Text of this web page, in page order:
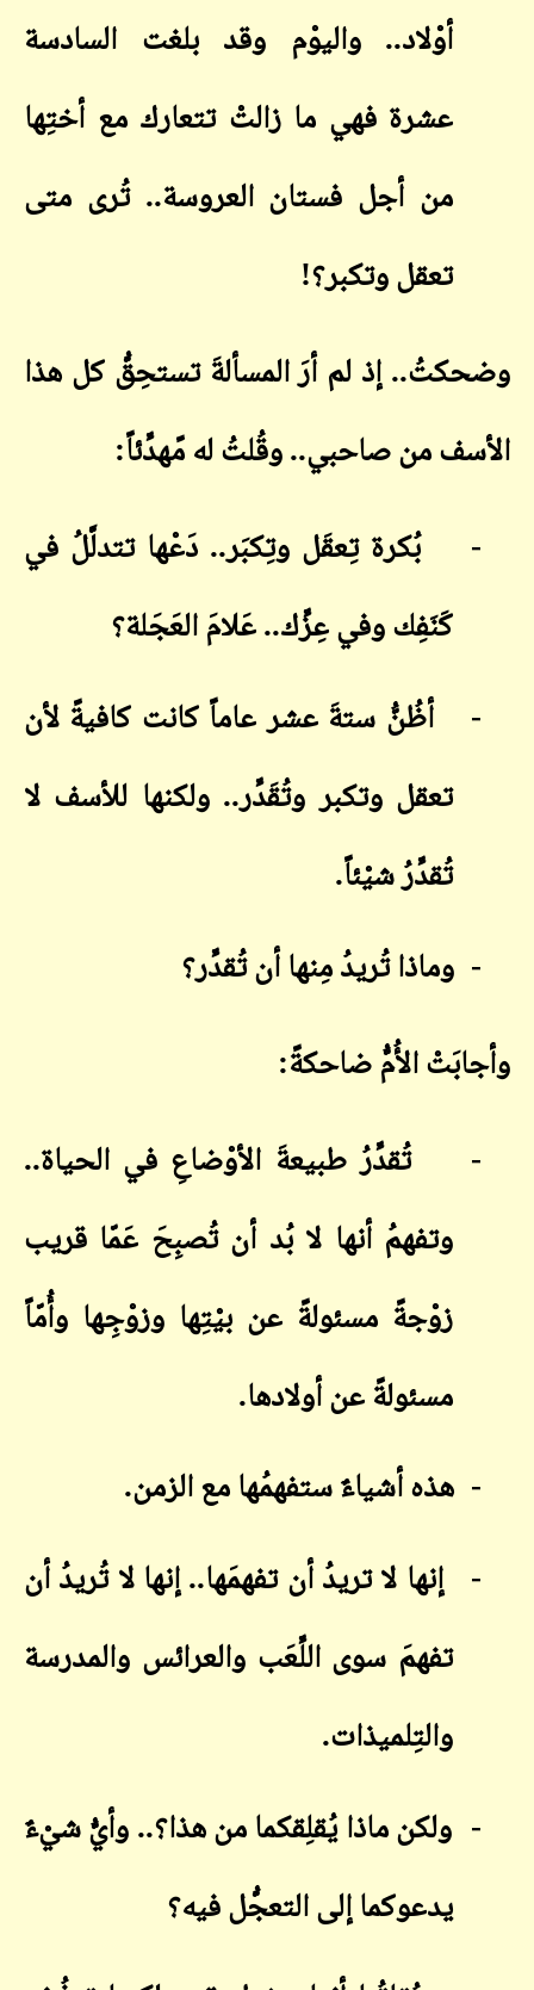
أوْلاد..واليوْم وقد بلغت السادسة
عشرة فهي ما زالتْ تتعارك مع أختِها
من أجل فستان العروسة.. تُرى متى
تعقل وتكبر؟!
وضحكتُ.. إذ لم أرَ المسألةَ تستحِقُّ كل هذا
الأسف من صاحبي.. وقُلتُ له مًهدِّئاً:
-
بُكرة تِعقَل وتِكبَر.. دَعْها تتدلَّلُ في
كَنَفِك وفي عِزِّك.. عَلامَ العَجَلة؟
-
أظُنُّ ستةَ عشر عاماً كانت كافيةً لأن
تعقل وتكبر وتُقَدِّر.. ولكنها للأسف لا
تُقدِّرُ شيْئاً.
- وماذا تُريدُ مِنها أن تُقدِّر؟
وأجابَتْ الأُمُّ ضاحكةً:
-
تُقدِّرُ طبيعةَ الأوْضاعِ في الحياة..
وتفهمُ أنها لا بُد أن تُصبِحَ عَمّا قريب
زوْجةً مسئولةً عن بيْتِها وزوْجِها وأُمّاً
مسئولةً عن أولادها.
- هذه أشياءٌ ستفهمُها مع الزمن.
- إنها لا تريدُ أن تفهمَها.. إنها لا تُريدُ أن
تفهمَ سوى اللِّعَب والعرائس والمدرسة
والتِلميذات.
- ولكن ماذا يُقلِقكما من هذا؟.. وأيُّ شيْءٌ
يدعوكما إلى التعجُّلفيه؟